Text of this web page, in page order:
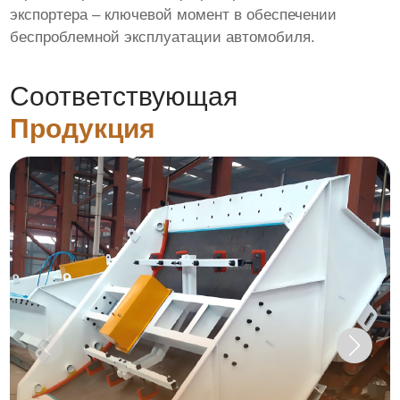
экспортера – ключевой момент в обеспечении
беспроблемной эксплуатации автомобиля.
Соответствующая
Продукция